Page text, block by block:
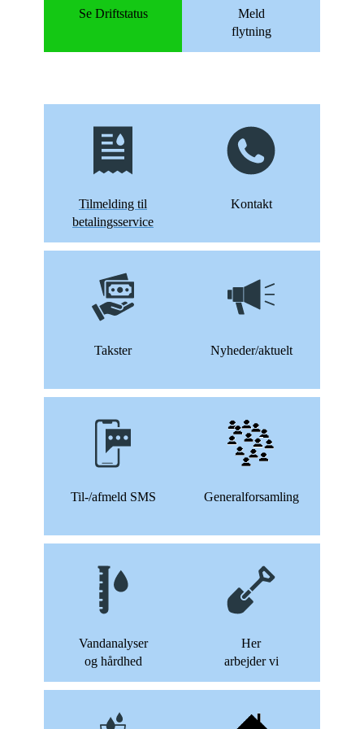
Se Driftstatus
Meld
flytning
Tilmelding til
betalingsservice
Kontakt
Takster Nyheder/aktuelt
Til-/afmeld SMS Generalforsamling
Vandanalyser
og hårdhed
Her
arbejder vi